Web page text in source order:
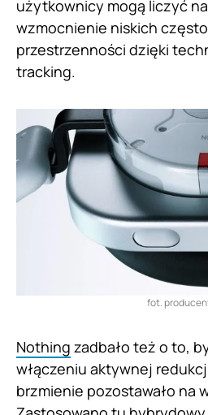
użytkownicy mogą liczyć
wzmocnienie niskich
przestrzenności dzięki
tracking.
fot.
Nothing zadbało też o to,
włączeniu aktywnej
brzmienie pozostawało na